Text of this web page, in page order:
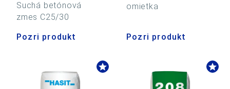
Suchá betónová
zmes C25/30
Pozri produkt
omietka
Pozri produkt